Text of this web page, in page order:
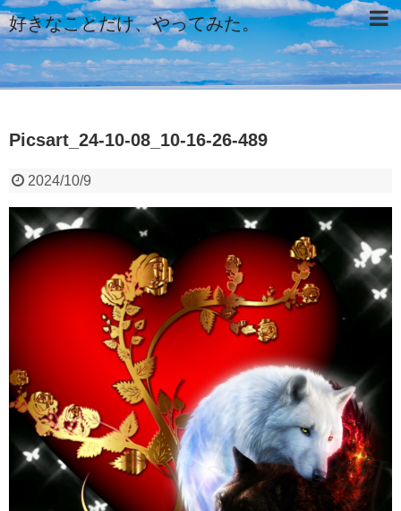
好きなことだけ、やってみた。
Picsart_24-10-08_10-16-26-489
2024/10/9